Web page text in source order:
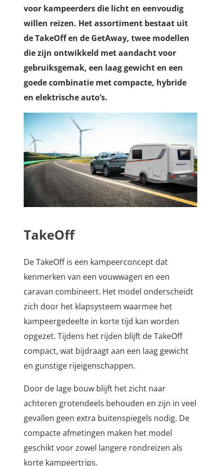
voor kampeerders die licht en eenvoudig
willen reizen. Het assortiment bestaat uit
de TakeOff en de GetAway, twee modellen
die zijn ontwikkeld met aandacht voor
gebruiksgemak, een laag gewicht en een
goede combinatie met compacte, hybride
en elektrische auto’s.
TakeOff
De TakeOff is een kampeerconcept dat
kenmerken van een vouwwagen en een
caravan combineert. Het model onderscheidt
zich door het klapsysteem waarmee het
kampeergedeelte in korte tijd kan worden
opgezet. Tijdens het rijden blijft de TakeOff
compact, wat bijdraagt aan een laag gewicht
en gunstige rijeigenschappen.
Door de lage bouw blijft het zicht naar
achteren grotendeels behouden en zijn in veel
gevallen geen extra buitenspiegels nodig. De
compacte afmetingen maken het model
geschikt voor zowel langere rondreizen als
korte kampeertrips.